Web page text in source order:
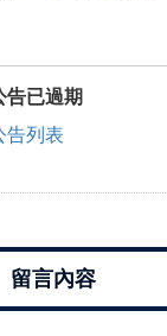
告已過期
告列表